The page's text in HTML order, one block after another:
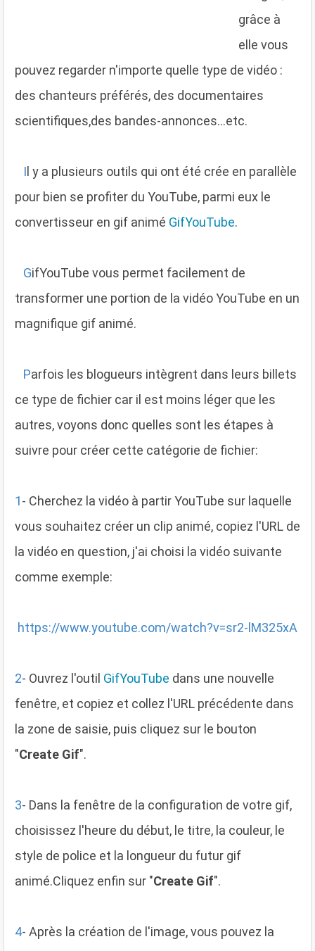
grâce à
elle vous
pouvez regarder n'importe quelle type de vidéo :
des chanteurs préférés, des documentaires
scientifiques,des bandes-annonces...etc.
I l y a plusieurs outils qui ont été crée en parallèle
pour bien se profiter du YouTube, parmi eux le
convertisseur en gif animé GifYouTube.
GifYouTube vous permet facilement de
transformer une portion de la vidéo YouTube en un
magnifique gif animé.
Parfois les blogueurs intègrent dans leurs billets
ce type de fichier car il est moins léger que les
autres, voyons donc quelles sont les étapes à
suivre pour créer cette catégorie de fichier:
1- Cherchez la vidéo à partir YouTube sur laquelle
vous souhaitez créer un clip animé, copiez l'URL de
la vidéo en question, j'ai choisi la vidéo suivante
comme exemple:
https://www.youtube.com/watch?v=sr2-lM325xA
2- Ouvrez l'outil GifYouTube dans une nouvelle
fenêtre, et copiez et collez l'URL précédente dans
la zone de saisie, puis cliquez sur le bouton
"Create Gif".
3- Dans la fenêtre de la configuration de votre gif,
choisissez l'heure du début, le titre, la couleur, le
style de police et la longueur du futur gif
animé.Cliquez enfin sur "Create Gif".
4- Après la création de l'image, vous pouvez la